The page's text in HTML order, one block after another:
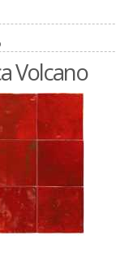
Volcano